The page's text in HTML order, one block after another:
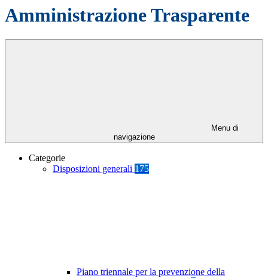
Amministrazione Trasparente
Menu di
navigazione
Categorie
Disposizioni generali 175
Piano triennale per la prevenzione della